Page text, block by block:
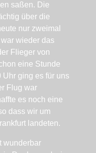
saßen. Die
über die
nur zweimal
wieder das
Flieger von
eine Stunde
Uhr ging es für uns
Flug war
es noch eine
dass wir um
landeten.
wunderbar